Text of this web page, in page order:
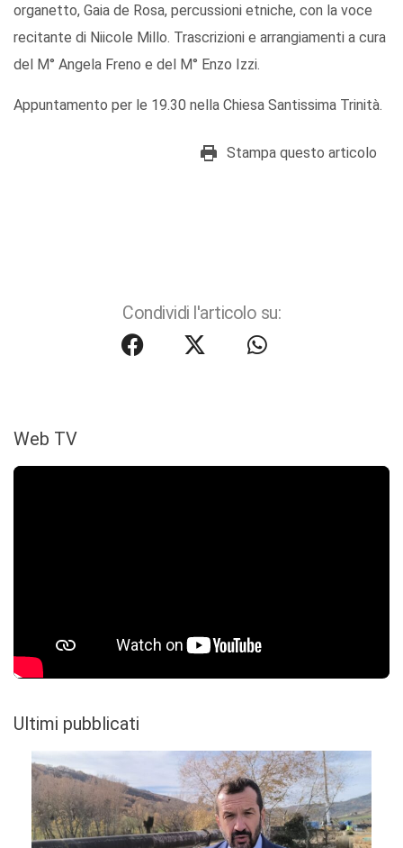
organetto, Gaia de Rosa, percussioni etniche, con la voce
recitante di Niicole Millo. Trascrizioni e arrangiamenti a cura
del M° Angela Freno e del M° Enzo Izzi.
Appuntamento per le 19.30 nella Chiesa Santissima Trinità.
Stampa questo articolo
Condividi l'articolo su:
Web TV
Ultimi pubblicati